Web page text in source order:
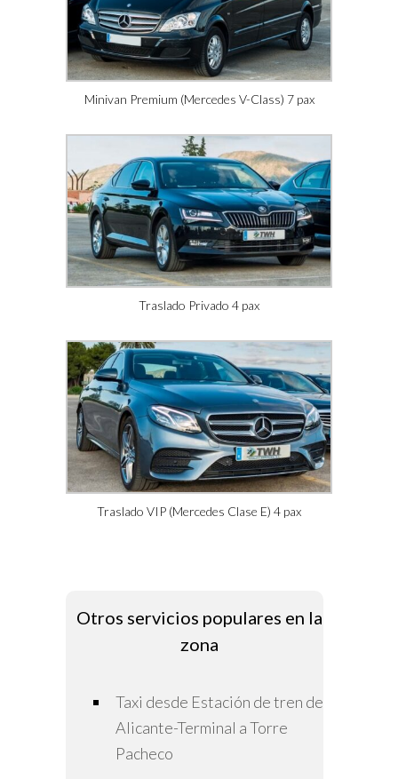
Minivan Premium (Mercedes V-Class) 7 pax
Traslado Privado 4 pax
Traslado VIP (Mercedes Clase E) 4 pax
Otros servicios populares en la
zona
Taxi desde Estación de tren de
Alicante-Terminal a Torre
Pacheco